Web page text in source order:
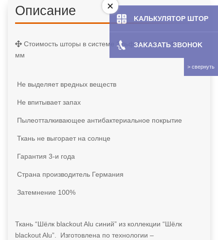
Описание
Стоимость шторы в системе Эльф-19 (ш/в) – 400/800
мм
Не выделяет вредных веществ
Не впитывает запах
Пылеотталкивающее антибактериальное покрытие
Ткань не выгорает на солнце
Гарантия 3-и года
Страна производитель Германия
Затемнение 100%
Ткань “Шёлк blackout Alu синий” из коллекции “Шёлк
blackout Alu”. Изготовлена по технологии –
KAЛЬКУЛЯТOP ШТОР
ЗAKAЗATЬ ЗBOHOK